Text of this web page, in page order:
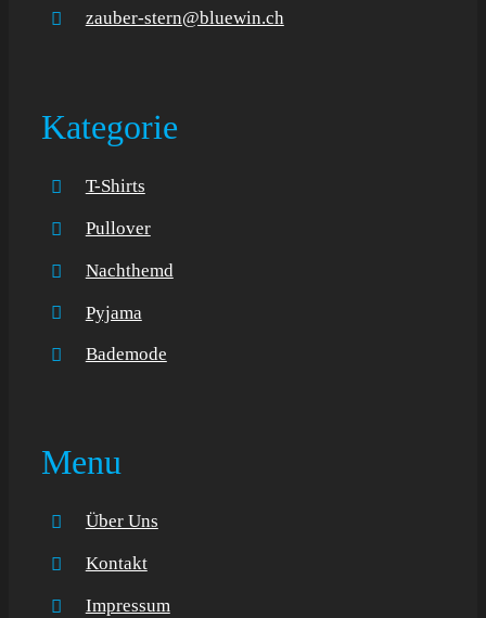
zauber-stern@bluewin.ch
Kategorie
T-Shirts
Pullover
Nachthemd
Pyjama
Bademode
Menu
Über Uns
Kontakt
Impressum